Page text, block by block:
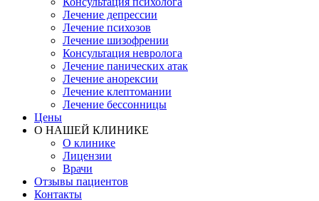
Лечение депрессии
Лечение психозов
Лечение шизофрении
Консультация невролога
Лечение панических атак
Лечение анорексии
Лечение клептомании
Лечение бессонницы
Цены
О НАШЕЙ КЛИНИКЕ
О клинике
Лицензии
Врачи
Отзывы пациентов
Контакты